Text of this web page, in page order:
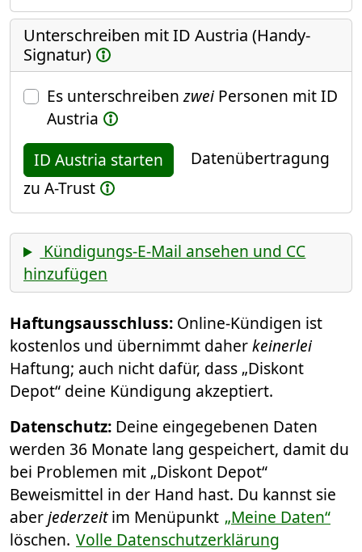
Unterschreiben mit ID Austria (Handy-
Signatur)
Es unterschreibenzweiPersonen mit ID
Austria
ID Austria starten
Datenübertragung
zu A-Trust
Kündigungs-E-Mail ansehen und CC
hinzufügen
Haftungsausschluss: Online-Kündigen ist
kostenlos und übernimmt daherkeinerlei
Haftung; auch nicht dafür, dass „Diskont
Depot“ deine Kündigung akzeptiert.
Datenschutz: Deine eingegebenen Daten
werden 36 Monate lang gespeichert, damit du
bei Problemen mit „Diskont Depot“
Beweismittel in der Hand hast. Du kannst sie
aberjederzeitim Menüpunkt „Meine Daten“
löschen. Volle Datenschutzerklärung